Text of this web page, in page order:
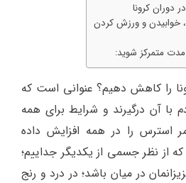
دوران کرونا
خوابیدن و ورزش کردن
متمرکز شوید:
را کاهش دهیم؟ عنوانی است که
با آن درگیرند و شرایط برای همه
را در همه افزایش داده
از نظر جسمی از یکدیگر جداییم؛
در میان باشد؛ در درد و رنج